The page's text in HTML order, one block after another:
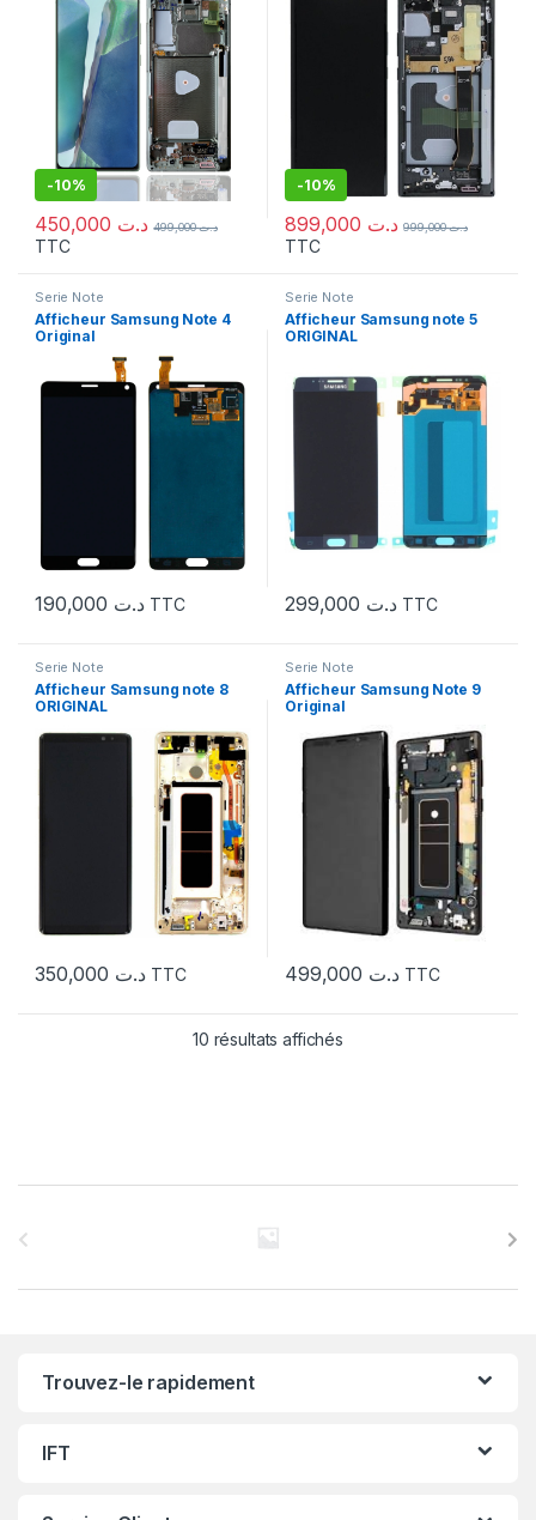
-10%
د.ت د.ت499,000
TTC
-10%
د.ت د.ت999,000
TTC
Serie Note
Afficheur Samsung Note 4
Original
د.ت TTC
Serie Note
Afficheur Samsung note 5
ORIGINAL
د.ت TTC
Serie Note
Afficheur Samsung note 8
ORIGINAL
د.ت TTC
Serie Note
Afficheur Samsung Note 9
Original
د.ت TTC
10 résultats affichés
Trouvez-le rapidement
IFT